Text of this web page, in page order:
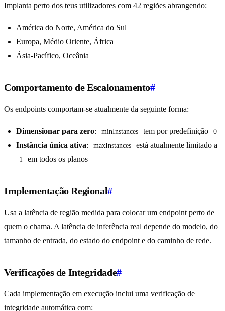
Implanta perto dos teus utilizadores com 42 regiões abrangendo:
América do Norte, América do Sul
Europa, Médio Oriente, África
Ásia-Pacífico, Oceânia
Comportamento de Escalonamento#
Os endpoints comportam-se atualmente da seguinte forma:
Dimensionar para zero: minInstances tem por predefinição 0
Instância única ativa: maxInstances está atualmente limitado a
1 em todos os planos
Implementação Regional#
Usa a latência de região medida para colocar um endpoint perto de
quem o chama. A latência de inferência real depende do modelo, do
tamanho de entrada, do estado do endpoint e do caminho de rede.
Verificações de Integridade#
Cada implementação em execução inclui uma verificação de
integridade automática com: